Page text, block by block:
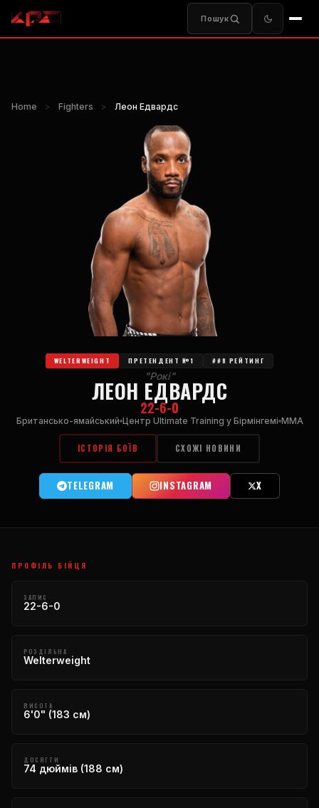
Пошук
Home > Fighters > Леон Едвардс
WELTERWEIGHT ПРЕТЕНДЕНТ №1 ##8 РЕЙТИНГ
"Рокі"
ЛЕОН ЕДВАРДС
22-6-0
Британсько-ямайський Центр Ultimate Training у Бірмінгемі MMA
ІСТОРІЯ БОЇВ СХОЖІ НОВИНИ
TELEGRAM INSTAGRAM X
ПРОФІЛЬ БІЙЦЯ
ЗАПИС
22-6-0
РОЗДІЛЬНА
Welterweight
ВИСОТА
6'0" (183 см)
ДОСЯГТИ
74 дюймів (188 см)